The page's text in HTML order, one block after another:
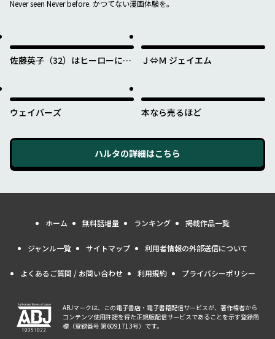
Never seen Never before. かつてない漫画体験を。
佐藤英子（32）はヒーローにな
Ｊ⇔Ｍ ジェイエム
ウェイバーズ 本なら売るほど
ハルタの詳細はこちら
ホーム 無料話増量 ランキング 掲載作品一覧
ジャンル一覧 サイトマップ 利用者情報の外部送信について
よくあるご質問 / お問い合わせ 利用規約 プライバシーポリシー
ABJマークは、この電子書店・電子書籍配信サービスが、著作権者から
コンテンツ使用許諾を得た正規版配信サービスであることを示す登録商
標（登録番号 第6091713号）です。